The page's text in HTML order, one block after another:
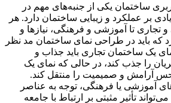
ساختمان یکی از جنبه‌های مهم در
بر عملکرد و زیبایی ساختمان دارد. هر
تجاری تا آموزشی و فرهنگی، نیازها و
که باید در طراحی نمای ساختمان مد نظر
یک ساختمان تجاری باید جذاب و
را جذب کند، در حالی که نمای یک
آرامش و صمیمیت را منتقل کند.
آموزشی یا فرهنگی، توجه به عناصر
تأثیر مثبتی بر ارتباط با جامعه